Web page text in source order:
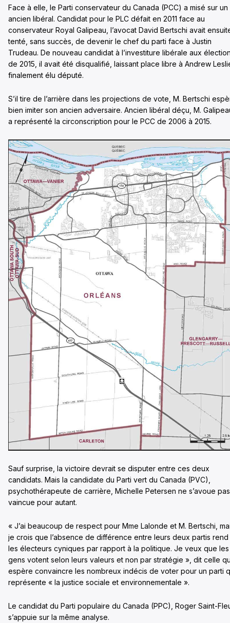
Face à elle, le Parti conservateur du Canada (PCC) a misé sur un
ancien libéral. Candidat pour le PLC défait en 2011 face au
conservateur Royal Galipeau, l’avocat David Bertschi avait
tenté, sans succès, de devenir le chef du parti face à Justin
Trudeau. De nouveau candidat à l’investiture libérale aux
de 2015, il avait été disqualifié, laissant place libre à Andrew
finalement élu député.
S’il tire de l’arrière dans les projections de vote, M. Bertschi
bien imiter son ancien adversaire. Ancien libéral déçu, M.
a représenté la circonscription pour le PCC de 2006 à 2015.
Sauf surprise, la victoire devrait se disputer entre ces deux
candidats. Mais la candidate du Parti vert du Canada (PVC),
psychothérapeute de carrière, Michelle Petersen ne s’avoue pas
vaincue pour autant.
« J’ai beaucoup de respect pour Mme Lalonde et M. Bertschi,
je crois que l’absence de différence entre leurs deux partis rend
les électeurs cyniques par rapport à la politique. Je veux que les
gens votent selon leurs valeurs et non par stratégie », dit celle
espère convaincre les nombreux indécis de voter pour un parti
représente « la justice sociale et environnementale ».
Le candidat du Parti populaire du Canada (PPC), Roger Saint-
s’appuie sur la même analyse.